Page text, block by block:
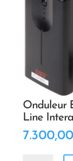
Onduleur
Line